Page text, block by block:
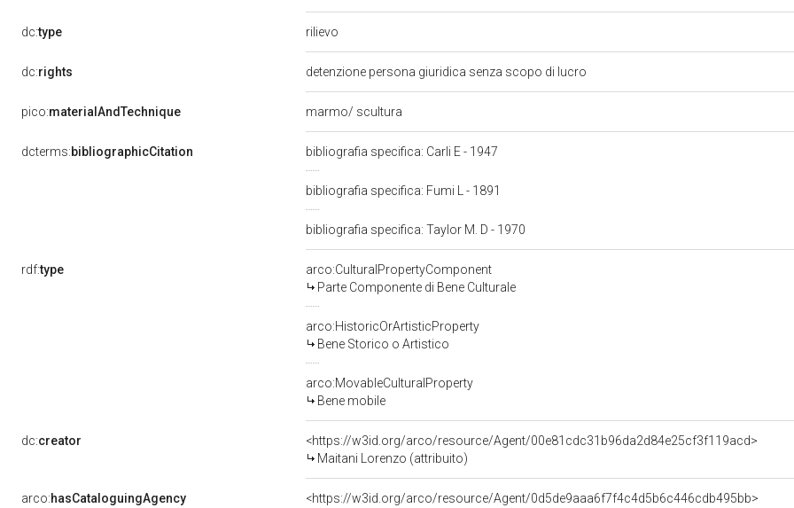
dc:type rilievo
dc:rights detenzione persona giuridica senza scopo di lucro
pico:materialAndTechnique marmo/ scultura
dcterms:bibliographicCitation bibliografia specifica: Carli E - 1947
bibliografia specifica: Fumi L - 1891
bibliografia specifica: Taylor M. D - 1970
rdf:type
arco:CulturalPropertyComponent
Parte Componente di Bene Culturale
arco:HistoricOrArtisticProperty
Bene Storico o Artistico
arco:MovableCulturalProperty
Bene mobile
dc:creator
<https://w3id.org/arco/resource/Agent/00e81cdc31b96da2d84e25cf3f119acd>
Maitani Lorenzo (attribuito)
arco:hasCataloguingAgency
<https://w3id.org/arco/resource/Agent/0d5de9aaa6f7f4c4d5b6c446cdb495bb>